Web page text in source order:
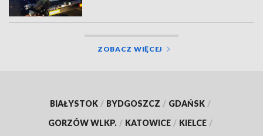
ZOBACZ WIĘCEJ
BIAŁYSTOK / BYDGOSZCZ / GDAŃSK /
GORZÓW WLKP. / KATOWICE / KIELCE /